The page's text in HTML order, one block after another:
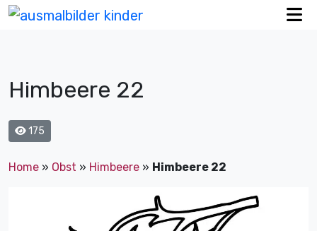
Himbeere 22
175
Home » Obst » Himbeere » Himbeere 22